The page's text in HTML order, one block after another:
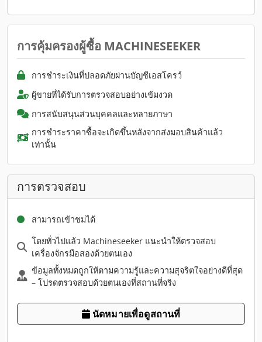
การคุ้มครองผู้ซื้อ MACHINESEEKER
การชำระเงินที่ปลอดภัยผ่านบัญชีเอสโครว์
ผู้ขายที่ได้รับการตรวจสอบอย่างเข้มงวด
การสนับสนุนส่วนบุคคลและหลายภาษา
การชำระราคาซื้อจะเกิดขึ้นหลังจากส่งมอบสินค้าแล้ว
เท่านั้น
การตรวจสอบ
สามารถเข้าชมได้
โดยทั่วไปแล้ว Machineseeker แนะนำให้ตรวจสอบ
เครื่องจักรมือสองด้วยตนเอง
ข้อมูลทั้งหมดถูกให้ตามความรู้และความสุจริตใจอย่างดีที่สุด
– โปรดตรวจสอบด้วยตนเองที่สถานที่จริง
นัดหมายเพื่อดูสถานที่